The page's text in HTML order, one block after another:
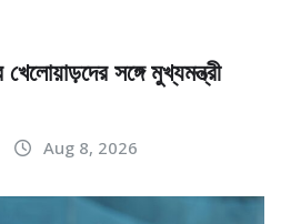
সঙ্গে মুখ্যমন্ত্রী
Aug 8, 2026